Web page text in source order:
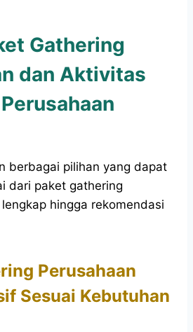
Gathering
dan Aktivitas
berbagai pilihan yang dapat
dari paket gathering
hingga rekomendasi
Perusahaan
Sesuai Kebutuhan